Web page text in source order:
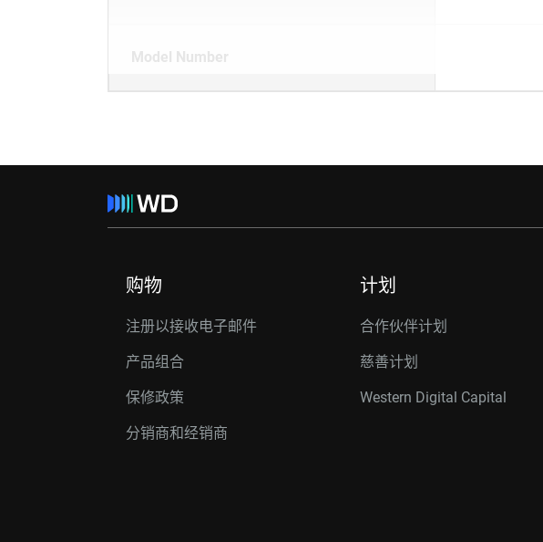
Model Number
购物
注册以接收电子邮件
产品组合
保修政策
分销商和经销商
计划
合作伙伴计划
慈善计划
Western Digital Capital